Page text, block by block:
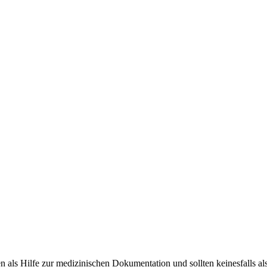
Hilfe zur medizinischen Dokumentation und sollten keinesfalls